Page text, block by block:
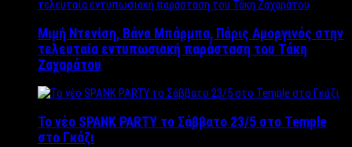
Μιμή Ντενίση, Βάνα Μπάρμπα, Πάρις Αμοργινός στην
τελευταία εντυπωσιακή παράσταση του Τάκη
Ζαχαράτου
Το νέο SPANK PARTY το Σάββατο 23/5 στο Temple
στο Γκάζι